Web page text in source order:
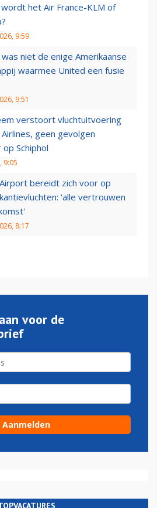
het Air France-KLM of
9:59
niet de enige Amerikaanse
waarmee United een fusie
9:51
verstoort vluchtuitvoering
geen gevolgen
Schiphol
9:05
bereidt zich voor op
'alle vertrouwen
8:17
voor de